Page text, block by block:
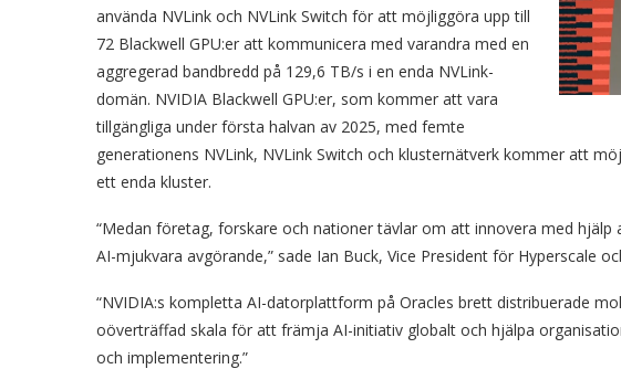
använda NVLink och NVLink Switch för att möjliggöra upp till
72 Blackwell GPU:er att kommunicera med varandra med en
aggregerad bandbredd på 129,6 TB/s i en enda NVLink-
domän. NVIDIA Blackwell GPU:er, som kommer att vara
tillgängliga under första halvan av 2025, med femte
generationens NVLink, NVLink Switch och klusternätverk kommer att
ett enda kluster.
“Medan företag, forskare och nationer tävlar om att innovera med
AI-mjukvara avgörande,” sade Ian Buck, Vice President för Hyperscale
“NVIDIA:s kompletta AI-datorplattform på Oracles brett distribuerade
oöverträffad skala för att främja AI-initiativ globalt och hjälpa
och implementering.”